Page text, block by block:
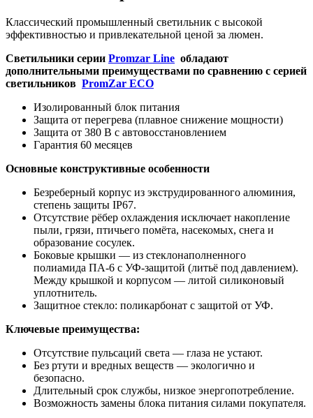
Классический промышленный светильник с высокой
эффективностью и привлекательной ценой за люмен.
Светильники серии Promzar Line обладают
дополнительными преимуществами по сравнению с серией
светильников PromZar ECO
Изолированный блок питания
Защита от перегрева (плавное снижение мощности)
Защита от 380 В с автовосстановлением
Гарантия 60 месяцев
Основные конструктивные особенности
Безреберный корпус из экструдированного алюминия,
степень защиты IP67.
Отсутствие рёбер охлаждения исключает накопление
пыли, грязи, птичьего помёта, насекомых, снега и
образование сосулек.
Боковые крышки — из стеклонаполненного
полиамида ПА-6 с УФ-защитой (литьё под давлением).
Между крышкой и корпусом — литой силиконовый
уплотнитель.
Защитное стекло: поликарбонат с защитой от УФ.
Ключевые преимущества:
Отсутствие пульсаций света — глаза не устают.
Без ртути и вредных веществ — экологично и
безопасно.
Длительный срок службы, низкое энергопотребление.
Возможность замены блока питания силами покупателя.